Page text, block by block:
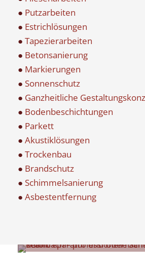
● Putzarbeiten
● Estrichlösungen
● Tapezierarbeiten
● Betonsanierung
● Markierungen
● Sonnenschutz
● Ganzheitliche
● Bodenbeschichtungen
● Parkett
● Akustiklösungen
● Trockenbau
● Brandschutz
● Schimmelsanierung
● Asbestentfernung